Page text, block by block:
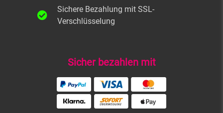
Sichere Bezahlung mit SSL-
Verschlüsselung
Sicher bezahlen mit